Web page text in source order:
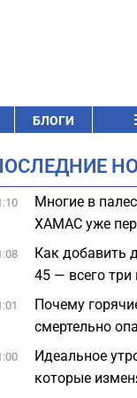
БЛОГИ
Многие в
ХАМАС уже
Как добавить
45 — всего
Почему
смертельно
Идеальное
которые